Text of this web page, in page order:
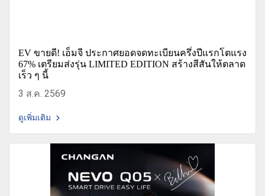
EV ขายดี! เอ็มจี ประกาศยอดจดทะเบียนครึ่งปีแรกโตแรง
67% เตรียมส่งรุ่น LIMITED EDITION สร้างสีสันให้ตลาด
เร็ว ๆ นี้
3 ส.ค. 2569
ดูเพิ่มเติม